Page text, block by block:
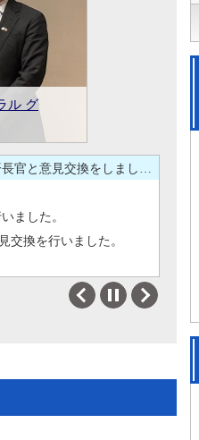
、治
ル グ
発長
・科
訪問
の開
）
た。
、治
た。
しました
ました。
交換を行いました。
Previous Next